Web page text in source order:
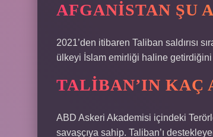
AFGANISTAN ŞU
2021’den itibaren Taliban saldırısı
ülkeyi İslam emirliği haline
TALIBAN’IN KAÇ
ABD Askeri Akademisi içindeki
savaşçıya sahip. Taliban’ı